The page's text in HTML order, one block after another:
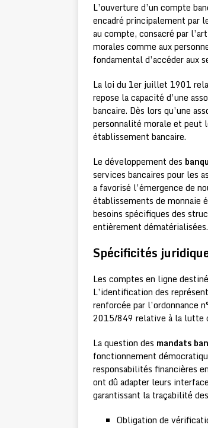
L’ouverture d’un compte
encadré principalement par
au compte, consacré par
morales comme aux
fondamental d’accéder aux
La loi du 1er juillet 1901
repose la capacité d’une
bancaire. Dès lors qu’une
personnalité morale et peut
établissement bancaire.
Le développement des
services bancaires pour les
a favorisé l’émergence de
établissements de monnaie
besoins spécifiques des
entièrement dématérialisées.
Spécificités
Les comptes en ligne
L’identification des
renforcée par l’ordonnance
2015/849 relative à la lutte
La question des mandats
fonctionnement
responsabilités financières
ont dû adapter leurs
garantissant la traçabilité
Obligation de